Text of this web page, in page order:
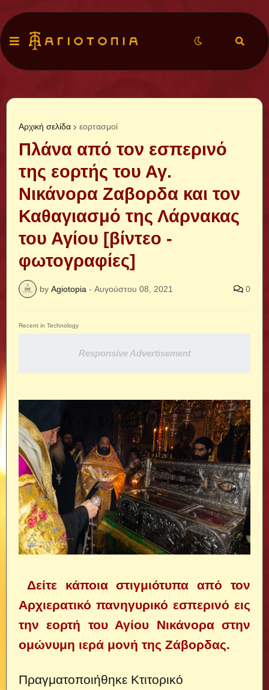
Αρχική σελίδα εορτασμοί
Πλάνα από τον εσπερινό
της εορτής του Αγ.
Νικάνορα Ζαβορδα και τον
Καθαγιασμό της Λάρνακας
του Αγίου [βίντεο -
φωτογραφίες]
by Agiotopia - Αυγούστου 08, 2021 0
Recent in Technology
Responsive Advertisement
Δείτε κάποια στιγμιότυπα από τον
Αρχιερατικό πανηγυρικό εσπερινό εις
την εορτή του Αγίου Νικάνορα στην
ομώνυμη ιερά μονή της Ζάβορδας.
Πραγματοποιήθηκε Κτιτορικό